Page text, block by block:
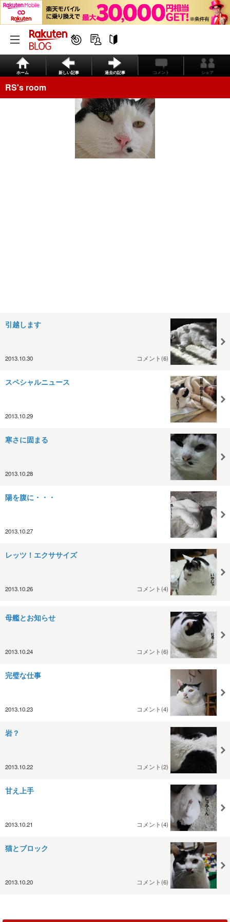
ホーム 新しい記事 過去の記事 コメント シェア
RS's room
引越します
2013.10.30 コメント(6)
スペシャルニュース
2013.10.29
寒さに固まる
2013.10.28
陽を腹に・・・
2013.10.27
レッツ！エクササイズ
2013.10.26 コメント(4)
母艦とお知らせ
2013.10.24 コメント(6)
完璧な仕事
2013.10.23 コメント(4)
岩？
2013.10.22 コメント(2)
甘え上手
2013.10.21 コメント(4)
猫とブロック
2013.10.20 コメント(6)